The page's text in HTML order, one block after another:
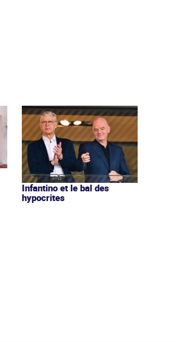
Infantino et le bal des
hypocrites